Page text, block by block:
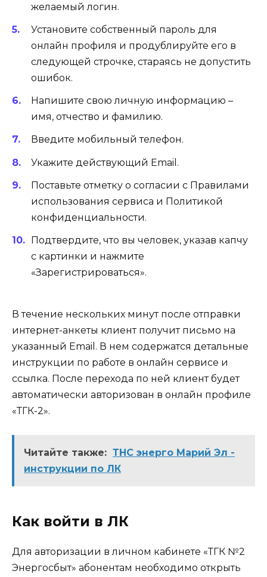
желаемый логин.
Установите собственный пароль для
онлайн профиля и продублируйте его в
следующей строчке, стараясь не допустить
ошибок.
Напишите свою личную информацию –
имя, отчество и фамилию.
Введите мобильный телефон.
Укажите действующий Email.
Поставьте отметку о согласии с Правилами
использования сервиса и Политикой
конфиденциальности.
Подтвердите, что вы человек, указав капчу
с картинки и нажмите
«Зарегистрироваться».
В течение нескольких минут после отправки
интернет-анкеты клиент получит письмо на
указанный Email. В нем содержатся детальные
инструкции по работе в онлайн сервисе и
ссылка. После перехода по ней клиент будет
автоматически авторизован в онлайн профиле
«ТГК-2».
Читайте также: ТНС энерго Марий Эл -
инструкции по ЛК
Как войти в ЛК
Для авторизации в личном кабинете «ТГК №2
Энергосбыт» абонентам необходимо открыть